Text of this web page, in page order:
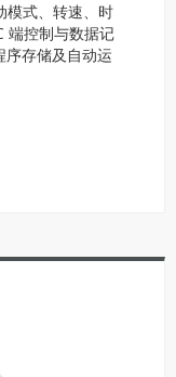
模式、转速、时
端控制与数据记
存储及自动运